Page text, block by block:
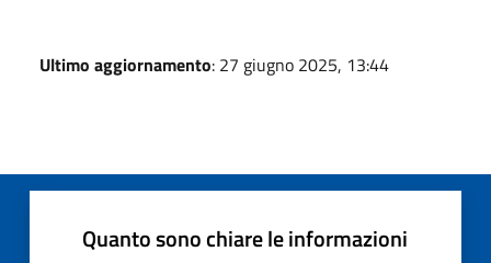
Ultimo aggiornamento: 27 giugno 2025, 13:44
Quanto sono chiare le informazioni